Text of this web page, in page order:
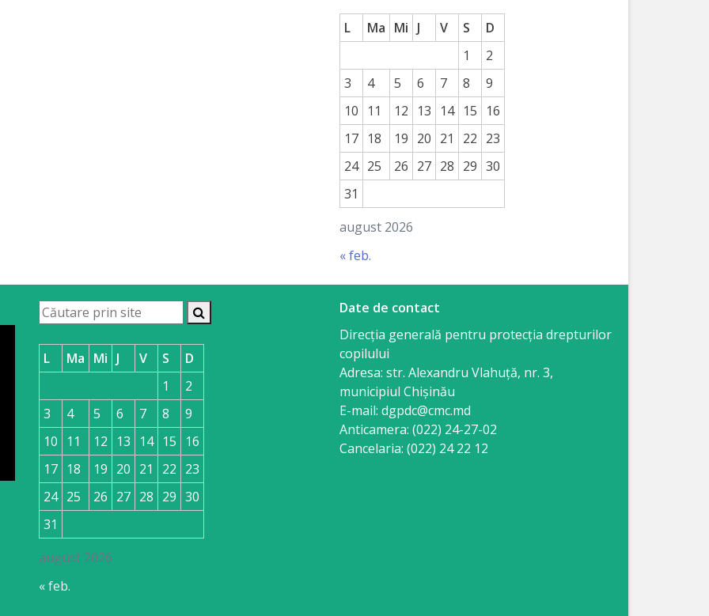
august 2026
L Ma Mi J V S
D
1
2
3
4 5 6 7 8
9
10
11 12 13 14 15
16
17 18 19 20 21 22 23
24 25 26 27 28 29 30
31
« feb.
august 2026
L Ma Mi J V S
D
1
2
3
4 5 6 7 8
9
10
11 12 13 14 15
16
17 18 19 20 21 22 23
24 25 26 27 28 29 30
31
« feb.
Date de contact
Direcția generală pentru protecția drepturilor
copilului
Adresa: str. Alexandru Vlahuţă, nr. 3,
municipiul Chişinău
E-mail: dgpdc@cmc.md
Anticamera: (022) 24-27-02
Cancelaria: (022) 24 22 12